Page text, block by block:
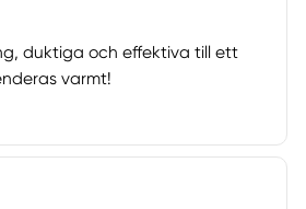
duktiga och effektiva till ett
varmt!